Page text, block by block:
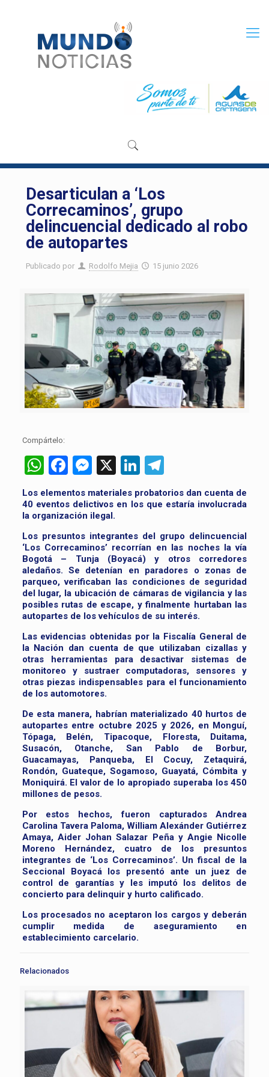
Desarticulan a ‘Los
Correcaminos’, grupo
delincuencial dedicado al robo
de autopartes
Publicado por Rodolfo Mejia 15 junio 2026
Compártelo:
WhatsApp
Facebook
Messenger
X LinkedIn
Telegram
Los elementos materiales probatorios dan cuenta de
40 eventos delictivos en los que estaría involucrada
la organización ilegal.
Los presuntos integrantes del grupo delincuencial
‘Los Correcaminos’ recorrían en las noches la vía
Bogotá – Tunja (Boyacá) y otros corredores
aledaños. Se detenían en paradores o zonas de
parqueo, verificaban las condiciones de seguridad
del lugar, la ubicación de cámaras de vigilancia y las
posibles rutas de escape, y finalmente hurtaban las
autopartes de los vehículos de su interés.
Las evidencias obtenidas por la Fiscalía General de
la Nación dan cuenta de que utilizaban cizallas y
otras herramientas para desactivar sistemas de
monitoreo y sustraer computadoras, sensores y
otras piezas indispensables para el funcionamiento
de los automotores.
De esta manera, habrían materializado 40 hurtos de
autopartes entre octubre 2025 y 2026, en Monguí,
Tópaga, Belén, Tipacoque, Floresta, Duitama,
Susacón, Otanche, San Pablo de Borbur,
Guacamayas, Panqueba, El Cocuy, Zetaquirá,
Rondón, Guateque, Sogamoso, Guayatá, Cómbita y
Moniquirá. El valor de lo apropiado superaba los 450
millones de pesos.
Por estos hechos, fueron capturados Andrea
Carolina Tavera Paloma, William Alexánder Gutiérrez
Amaya, Aider Johan Salazar Peña y Angie Nicolle
Moreno Hernández, cuatro de los presuntos
integrantes de ‘Los Correcaminos’. Un fiscal de la
Seccional Boyacá los presentó ante un juez de
control de garantías y les imputó los delitos de
concierto para delinquir y hurto calificado.
Los procesados no aceptaron los cargos y deberán
cumplir medida de aseguramiento en
establecimiento carcelario.
Relacionados